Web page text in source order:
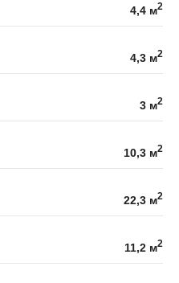
4,4 м2
4,3 м2
3 м2
10,3 м2
22,3 м2
11,2 м2